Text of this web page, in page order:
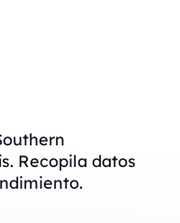
Recopila datos